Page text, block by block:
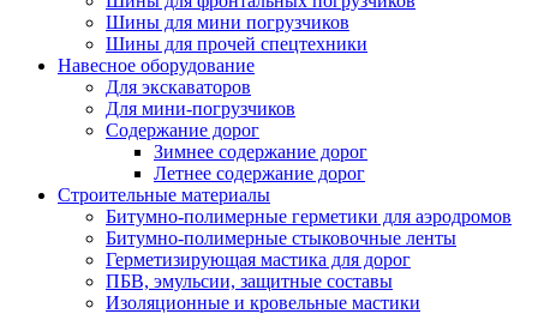
Шины для мини погрузчиков
Шины для прочей спецтехники
Навесное оборудование
Для экскаваторов
Для мини-погрузчиков
Содержание дорог
Зимнее содержание дорог
Летнее содержание дорог
Строительные материалы
Битумно-полимерные герметики для аэродромов
Битумно-полимерные стыковочные ленты
Герметизирующая мастика для дорог
ПБВ, эмульсии, защитные составы
Изоляционные и кровельные мастики